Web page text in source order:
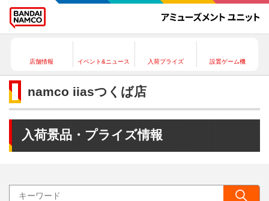
店舗情報 イベント&ニュース 入荷プライズ 設置ゲーム機
namco iiasつくば店
入荷景品・プライズ情報